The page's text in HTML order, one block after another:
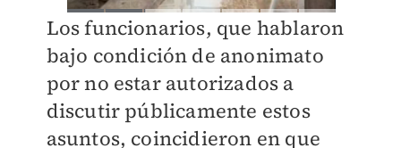
Los funcionarios, que hablaron
bajo condición de anonimato
por no estar autorizados a
discutir públicamente estos
asuntos, coincidieron en que